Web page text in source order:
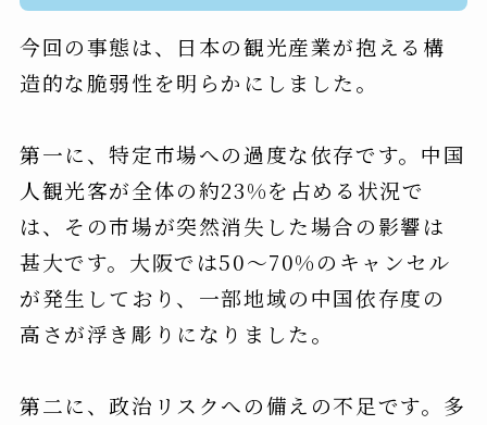
今回の事態は、日本の観光産業が抱える構
造的な脆弱性を明らかにしました。
第一に、特定市場への過度な依存です。中国
人観光客が全体の約23%を占める状況で
は、その市場が突然消失した場合の影響は
甚大です。大阪では50〜70%のキャンセル
が発生しており、一部地域の中国依存度の
高さが浮き彫りになりました。
第二に、政治リスクへの備えの不足です。多